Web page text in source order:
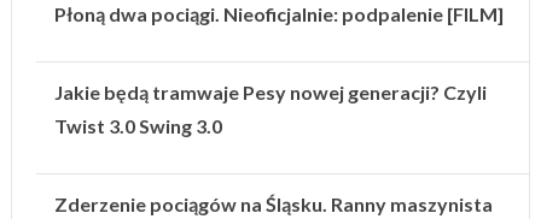
Płoną dwa pociągi. Nieoficjalnie: podpalenie [FILM]
Jakie będą tramwaje Pesy nowej generacji? Czyli
Twist 3.0 Swing 3.0
Zderzenie pociągów na Śląsku. Ranny maszynista